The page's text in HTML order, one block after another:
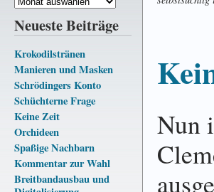
Neueste Beiträge
Krokodilstränen
Manieren und Masken
Schrödingers Konto
Schüchterne Frage
Keine Zeit
Orchideen
Spaßige Nachbarn
Kommentar zur Wahl
Breitbandausbau und
Nun